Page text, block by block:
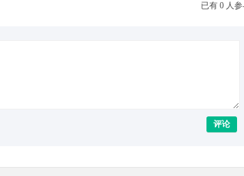
已有 0 人
评论